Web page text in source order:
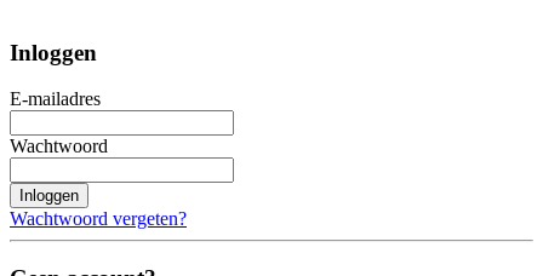
Inloggen
E-mailadres
Wachtwoord
Inloggen
Wachtwoord vergeten?